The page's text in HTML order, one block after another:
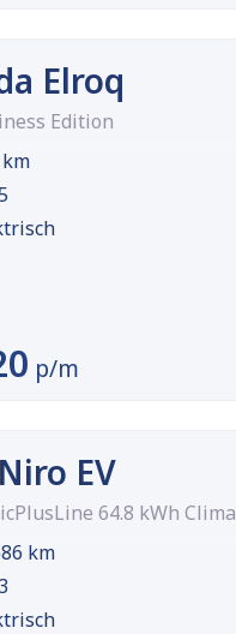
Elroq
Edition
p/m
EV
64.8 kWh Clima
km